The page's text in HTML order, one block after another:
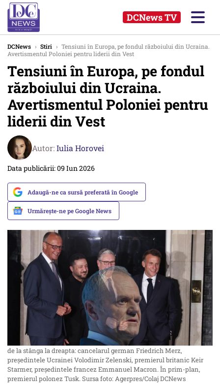
DCNews TV
DCNews › Stiri › Tensiuni în Europa, pe fondul războiului din Ucraina.
Avertismentul Poloniei pentru liderii din Vest
Tensiuni în Europa, pe fondul
războiului din Ucraina.
Avertismentul Poloniei pentru
liderii din Vest
Autor:Iulia Horovei
Data publicării: 09 Iun 2026
Adaugă-ne ca sursă preferată în Google
Urmărește-ne pe Google News
de la stânga la dreapta: cancelarul german Friedrich Merz,
președintele Ucrainei Volodimir Zelenski, premierul britanic Keir
Starmer, președintele francez Emmanuel Macron. În prim-plan,
premierul polonez Tusk. Sursa foto: Agerpres/Colaj DCNews